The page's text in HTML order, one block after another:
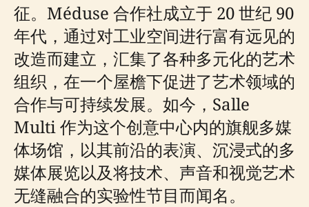
征。Méduse 合作社成立于 20 世纪 90
年代，通过对工业空间进行富有远见的
改造而建立，汇集了各种多元化的艺术
组织，在一个屋檐下促进了艺术领域的
合作与可持续发展。如今，Salle
Multi 作为这个创意中心内的旗舰多媒
体场馆，以其前沿的表演、沉浸式的多
媒体展览以及将技术、声音和视觉艺术
无缝融合的实验性节目而闻名。